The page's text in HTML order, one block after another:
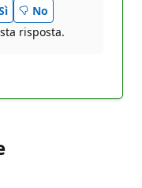
No
risposta.